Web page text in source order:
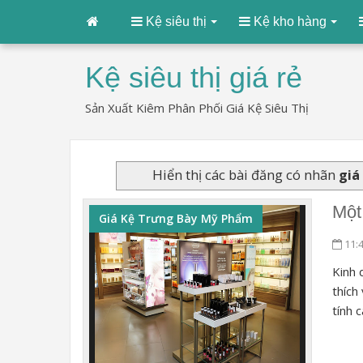
Kệ siêu thị Kệ kho hàng
Kệ siêu thị giá rẻ
Sản Xuất Kiêm Phân Phối Giá Kệ Siêu Thị
Hiển thị các bài đăng có nhãn
Giá Kệ Trưng Bày Mỹ Phẩm
Kinh
thích
tính